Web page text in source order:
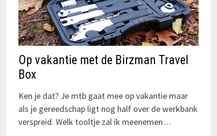
Op vakantie met de Birzman Travel
Box
Ken je dat? Je mtb gaat mee op vakantie maar
als je gereedschap ligt nog half over de werkbank
verspreid. Welk tooltje zal ik meenemen…